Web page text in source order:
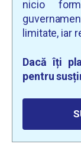
nicio
limitate, iar
Dacă îți
pentru